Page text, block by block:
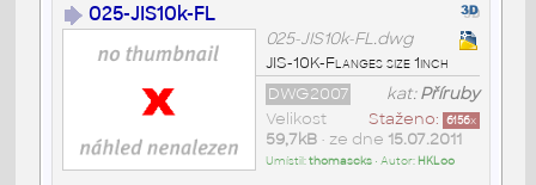
025-JIS10k-FL
025-JIS10k-FL.dwg
JIS-10K-Flanges size 1inch
kat:Příruby
DWG2007
Staženo: 6156x
Velikost
59,7kB• ze dne 15.07.2011
Umístil:thomascks• Autor: HKLoo